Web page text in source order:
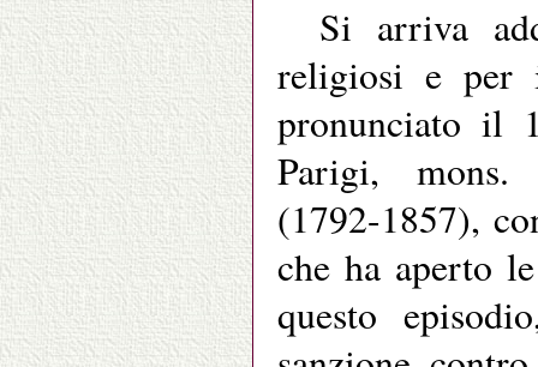
Si arriva
religiosi e per
pronunciato il
Parigi, mons.
(1792-1857),
che ha aperto
questo